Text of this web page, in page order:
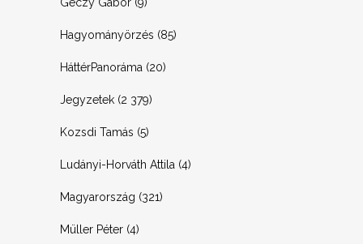
Hagyományörzés (85)
HáttérPanoráma (20)
Jegyzetek (2 379)
Kozsdi Tamás (5)
Ludányi-Horváth Attila (4)
Magyarország (321)
Müller Péter (4)